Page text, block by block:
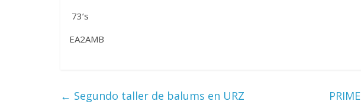
73’s
EA2AMB
← Segundo taller de balums en URZ